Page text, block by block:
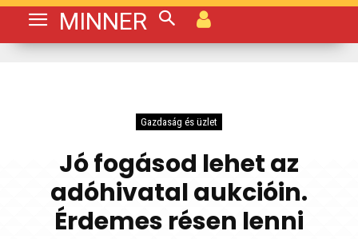
MINNER
Gazdaság és üzlet
Jó fogásod lehet az
adóhivatal aukcióin.
Érdemes résen lenni